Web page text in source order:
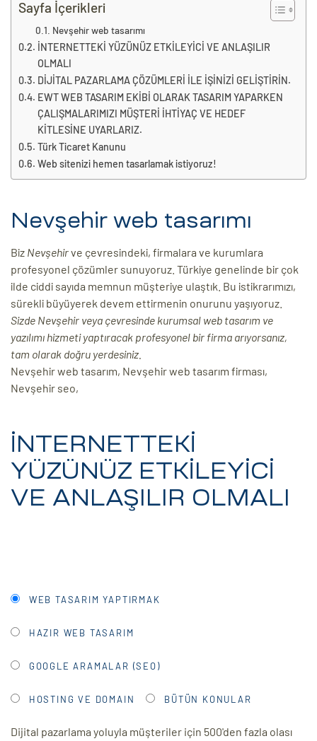
Sayfa İçerikleri
Nevşehir web tasarımı
İNTERNETTEKİ YÜZÜNÜZ ETKİLEYİCİ VE ANLAŞILIR
OLMALI
DİJİTAL PAZARLAMA ÇÖZÜMLERİ İLE İŞİNİZİ GELİŞTİRİN.
EWT WEB TASARIM EKİBİ OLARAK TASARIM YAPARKEN
ÇALIŞMALARIMIZI MÜŞTERİ İHTİYAÇ VE HEDEF
KİTLESİNE UYARLARIZ.
Türk Ticaret Kanunu
Web sitenizi hemen tasarlamak istiyoruz!
Nevşehir web tasarımı
Biz Nevşehirve çevresindeki, firmalara ve kurumlara
profesyonel çözümler sunuyoruz. Türkiye genelinde bir çok
ilde ciddi sayıda memnun müşteriye ulaştık. Bu istikrarımızı,
sürekli büyüyerek devem ettirmenin onurunu yaşıyoruz.
Sizde Nevşehir veya çevresinde kurumsal web tasarım ve
yazılımı hizmeti yaptıracak profesyonel bir firma arıyorsanız,
tam olarak doğru yerdesiniz.
Nevşehir web tasarım, Nevşehir web tasarım firması,
Nevşehir seo,
İNTERNETTEKİ
YÜZÜNÜZ ETKİLEYİCİ
VE ANLAŞILIR OLMALI
WEB TASARIM YAPTIRMAK
HAZIR WEB TASARIM
GOOGLE ARAMALAR (SEO)
HOSTING VE DOMAIN BÜTÜN KONULAR
Dijital pazarlama yoluyla müşteriler için 500'den fazla olası